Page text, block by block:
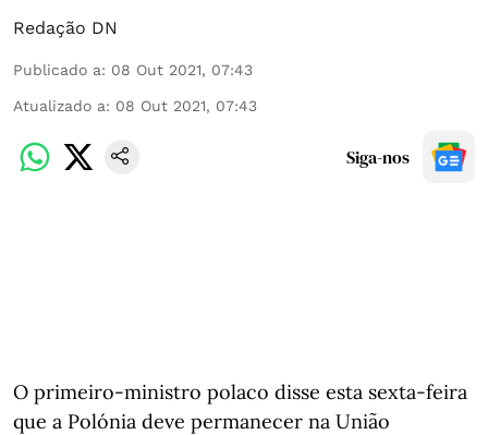
Redação DN
Publicado a: 08 Out 2021, 07:43
Atualizado a: 08 Out 2021, 07:43
Siga-nos
O primeiro-ministro polaco disse esta sexta-feira
que a Polónia deve permanecer na União